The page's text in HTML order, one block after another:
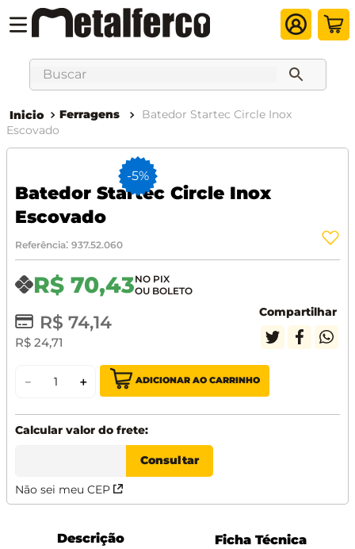
Buscar
Ferragens
Batedor Startec Circle Inox
Escovado
-5%
Batedor Startec Circle Inox
Escovado
Referência: 937.52.060
R$ 70,43
R$ 74,14
R$ 24,71
Compartilhar
＋
－ ADICIONAR AO CARRINHO
Não sei meu CEP
Descrição Ficha Técnica